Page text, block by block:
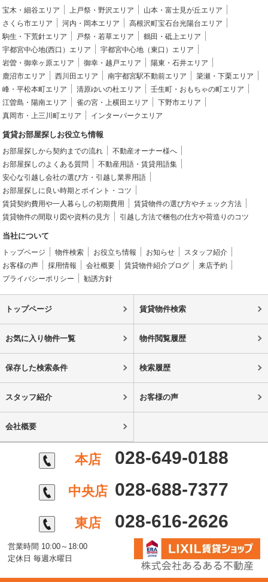
宝木・細谷エリア 上戸祭・野沢エリア
山本・富士見が丘エリア
さくら市エリア
河内・岡本エリア
高根沢町宝石台光陽台エリア
駒生・下荒針エリア
戸祭・若草エリア
鶴田・砥上エリア
宇都宮中心地(西口）エリア
宇都宮中心地（東口）エリア
岩曽・御幸ヶ原エリア
御幸・越戸エリア
陽東・石井エリア
鹿沼市エリア
西川田エリア 南宇都宮駅不動前エリア
簗瀬・下栗エリア
峰・平松本町エリア
清原ゆいの杜エリア
壬生町・おもちゃの町エリア
江曽島・陽南エリア
雀の宮・上横田エリア
下野市エリア
真岡市・上三川町エリア
インターパークエリア
賃貸お部屋探しお役立ち情報
お部屋探しから契約までの流れ
不動産オーナー様へ
お部屋探しのよくある質問
不動産用語・賃貸用語集
安心な引越し会社の選び方・引越し業界用語
お部屋探しに良い時期とポイント・コツ
賃貸契約費用や一人暮らしの初期費用
賃貸物件の選び方やチェック方法
賃貸物件の間取り図や資料の見方
引越し方法で梱包の仕方や荷造りのコツ
当社について
トップページ 物件検索 お役立ち情報 お知らせ
スタッフ紹介
お客様の声
採用情報 会社概要 賃貸物件紹介ブログ
来店予約
プライバシーポリシー
勧誘方針
トップページ 賃貸物件検索
お気に入り物件一覧 物件閲覧履歴
保存した検索条件 検索履歴
スタッフ紹介 お客様の声
会社概要
本店 028-649-0188
中央店 028-688-7377
東店 028-616-2626
営業時間 10:00～18:00
定休日 毎週水曜日